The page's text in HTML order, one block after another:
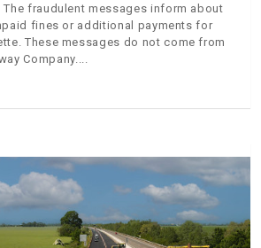
fraudulent messages inform about
fines or additional payments for
These messages do not come from
Company.